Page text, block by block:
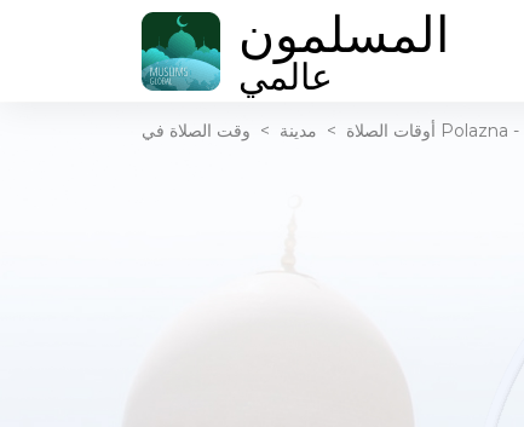
المسلمون
عالمي
أوقات الصلاة > مدينة >